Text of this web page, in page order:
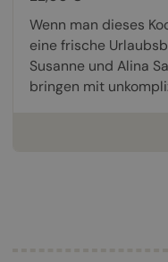
Wenn man dieses
eine frische
Susanne und Alina
bringen mit